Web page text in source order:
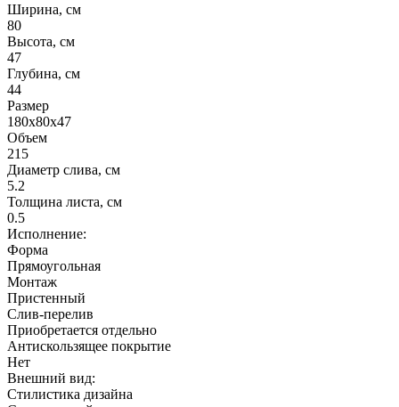
Характеристики
Размеры:
Длина, см
180
Ширина, см
80
Высота, см
47
Глубина, см
44
Размер
180х80х47
Объем
215
Диаметр слива, см
5.2
Толщина листа, см
0.5
Исполнение:
Форма
Прямоугольная
Монтаж
Пристенный
Слив-перелив
Приобретается отдельно